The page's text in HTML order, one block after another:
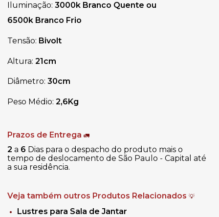
Iluminação: 3000k Branco Quente ou
6500k Branco Frio
Tensão: Bivolt
Altura: 21cm
Diâmetro: 30cm
Peso Médio: 2,6Kg
Prazos de Entrega 🚛
2 a 6 Dias para o despacho do produto mais o
tempo de deslocamento de São Paulo - Capital até
a sua residência.
Veja também outros Produtos Relacionados 💡
Lustres para Sala de Jantar